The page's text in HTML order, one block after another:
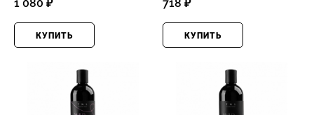
1 080 ₽
КУПИТЬ
мультикомплексом, 250мл
718 ₽
КУПИТЬ